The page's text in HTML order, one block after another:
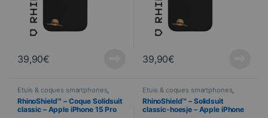
39,90€ 39,90€
Étuis & coques smartphones,
Mobile,RhinoShield ,Telefonie
RhinoShield™ – Coque Solidsuit
classic – Apple iPhone 15 Pro
Étuis & coques smartphones,
Mobile,RhinoShield,Telefonie
RhinoShield™ – Solidsuit
classic-hoesje – Apple iPhone